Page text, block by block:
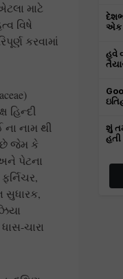
માટે
વિષે
કરવામાં
હિન્દી
નામ થી
છે જેમ કે
પેટના
સુધારક,
ચારા
એક
હવે
શું
હતી